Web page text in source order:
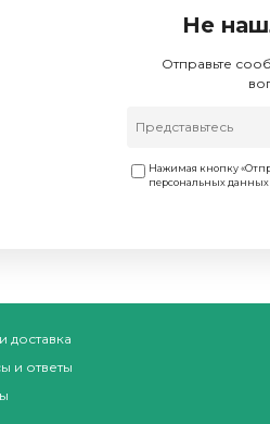
Не
Отправьте
Нажимая кнопку
персональных данных
доставка
и ответы